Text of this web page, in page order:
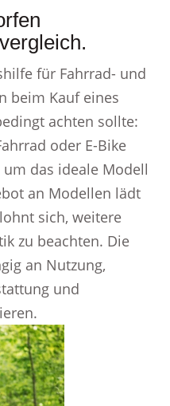
für Fahrrad- und
beim Kauf eines
achten sollte:
oder E-Bike
das ideale Modell
an Modellen lädt
sich, weitere
zu beachten. Die
an Nutzung,
und